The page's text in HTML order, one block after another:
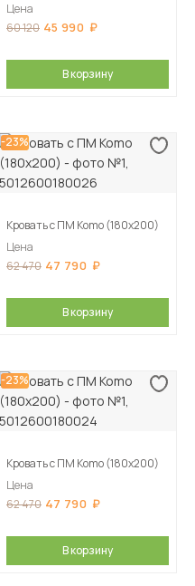
Цена
60 120 45 990
В корзину
-23%
Кровать с ПМ Komo (180х200)
Цена
62 470 47 790
В корзину
-23%
Кровать с ПМ Komo (180х200)
Цена
62 470 47 790
В корзину